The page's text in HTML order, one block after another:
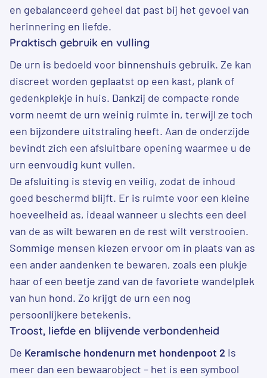
en gebalanceerd geheel dat past bij het gevoel van
herinnering en liefde.
Praktisch gebruik en vulling
De urn is bedoeld voor binnenshuis gebruik. Ze kan
discreet worden geplaatst op een kast, plank of
gedenkplekje in huis. Dankzij de compacte ronde
vorm neemt de urn weinig ruimte in, terwijl ze toch
een bijzondere uitstraling heeft. Aan de onderzijde
bevindt zich een afsluitbare opening waarmee u de
urn eenvoudig kunt vullen.
De afsluiting is stevig en veilig, zodat de inhoud
goed beschermd blijft. Er is ruimte voor een kleine
hoeveelheid as, ideaal wanneer u slechts een deel
van de as wilt bewaren en de rest wilt verstrooien.
Sommige mensen kiezen ervoor om in plaats van as
een ander aandenken te bewaren, zoals een plukje
haar of een beetje zand van de favoriete wandelplek
van hun hond. Zo krijgt de urn een nog
persoonlijkere betekenis.
Troost, liefde en blijvende verbondenheid
De Keramische hondenurn met hondenpoot 2 is
meer dan een bewaarobject – het is een symbool